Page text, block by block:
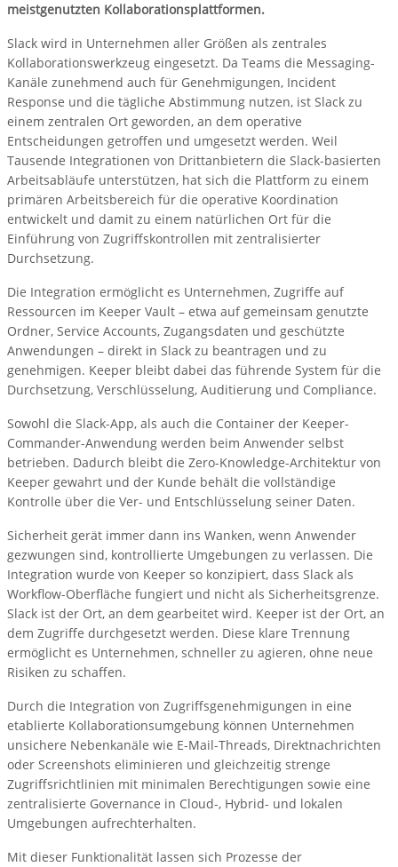
meistgenutzten Kollaborationsplattformen.
Slack wird in Unternehmen aller Größen als zentrales
Kollaborationswerkzeug eingesetzt. Da Teams die Messaging-
Kanäle zunehmend auch für Genehmigungen, Incident
Response und die tägliche Abstimmung nutzen, ist Slack zu
einem zentralen Ort geworden, an dem operative
Entscheidungen getroffen und umgesetzt werden. Weil
Tausende Integrationen von Drittanbietern die Slack-basierten
Arbeitsabläufe unterstützen, hat sich die Plattform zu einem
primären Arbeitsbereich für die operative Koordination
entwickelt und damit zu einem natürlichen Ort für die
Einführung von Zugriffskontrollen mit zentralisierter
Durchsetzung.
Die Integration ermöglicht es Unternehmen, Zugriffe auf
Ressourcen im Keeper Vault – etwa auf gemeinsam genutzte
Ordner, Service Accounts, Zugangsdaten und geschützte
Anwendungen – direkt in Slack zu beantragen und zu
genehmigen. Keeper bleibt dabei das führende System für die
Durchsetzung, Verschlüsselung, Auditierung und Compliance.
Sowohl die Slack-App, als auch die Container der Keeper-
Commander-Anwendung werden beim Anwender selbst
betrieben. Dadurch bleibt die Zero-Knowledge-Architektur von
Keeper gewahrt und der Kunde behält die vollständige
Kontrolle über die Ver- und Entschlüsselung seiner Daten.
Sicherheit gerät immer dann ins Wanken, wenn Anwender
gezwungen sind, kontrollierte Umgebungen zu verlassen. Die
Integration wurde von Keeper so konzipiert, dass Slack als
Workflow-Oberfläche fungiert und nicht als Sicherheitsgrenze.
Slack ist der Ort, an dem gearbeitet wird. Keeper ist der Ort, an
dem Zugriffe durchgesetzt werden. Diese klare Trennung
ermöglicht es Unternehmen, schneller zu agieren, ohne neue
Risiken zu schaffen.
Durch die Integration von Zugriffsgenehmigungen in eine
etablierte Kollaborationsumgebung können Unternehmen
unsichere Nebenkanäle wie E-Mail-Threads, Direktnachrichten
oder Screenshots eliminieren und gleichzeitig strenge
Zugriffsrichtlinien mit minimalen Berechtigungen sowie eine
zentralisierte Governance in Cloud-, Hybrid- und lokalen
Umgebungen aufrechterhalten.
Mit dieser Funktionalität lassen sich Prozesse der